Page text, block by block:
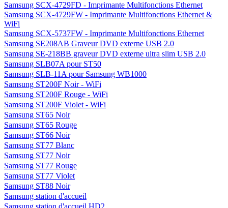
Samsung SCX-4729FD - Imprimante Multifonctions Ethernet
Samsung SCX-4729FW - Imprimante Multifonctions Ethernet &
WiFi
Samsung SCX-5737FW - Imprimante Multifonctions Ethernet
Samsung SE208AB Graveur DVD externe USB 2.0
Samsung SE-218BB graveur DVD externe ultra slim USB 2.0
Samsung SLB07A pour ST50
Samsung SLB-11A pour Samsung WB1000
Samsung ST200F Noir - WiFi
Samsung ST200F Rouge - WiFi
Samsung ST200F Violet - WiFi
Samsung ST65 Noir
Samsung ST65 Rouge
Samsung ST66 Noir
Samsung ST77 Blanc
Samsung ST77 Noir
Samsung ST77 Rouge
Samsung ST77 Violet
Samsung ST88 Noir
Samsung station d'accueil
Samsung station d'accueil HD2